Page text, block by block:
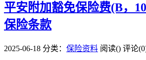
平安附加豁免保险费(B，
保险条款
2025-06-18 分类： 保险资料 阅读() 评论